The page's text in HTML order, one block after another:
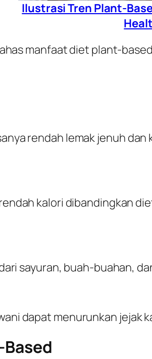
Ilustrasi Tren Plant-
manfaat diet plant-based
rendah lemak jenuh
kalori dibandingkan
sayuran, buah-buahan,
dapat menurunkan jejak